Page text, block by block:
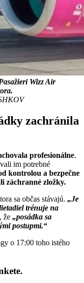
Wizz Air
zachránila
profesionálne.
im potrebné
kontrolou a bezpečne
záchranné zložky.
sa občas stávajú. „Je
trénuje na
že „posádka sa
postupmi.“
o 17:00 toho istého